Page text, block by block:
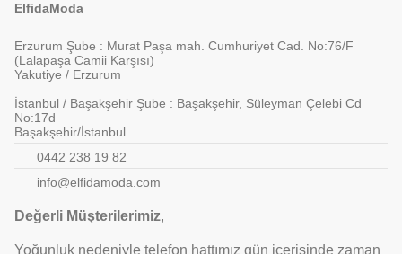
ElfidaModa
Erzurum Şube : Murat Paşa mah. Cumhuriyet Cad. No:76/F
(Lalapaşa Camii Karşısı)
Yakutiye / Erzurum
İstanbul / Başakşehir Şube : Başakşehir, Süleyman Çelebi Cd
No:17d
Başakşehir/İstanbul
0442 238 19 82
info@elfidamoda.com
Değerli Müşterilerimiz,
Yoğunluk nedeniyle telefon hattımız gün içerisinde zaman